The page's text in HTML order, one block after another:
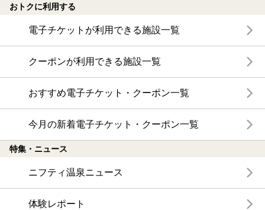
おトクに利用する
電子チケットが利用できる施設一覧
クーポンが利用できる施設一覧
おすすめ電子チケット・クーポン一覧
今月の新着電子チケット・クーポン一覧
特集・ニュース
ニフティ温泉ニュース
体験レポート